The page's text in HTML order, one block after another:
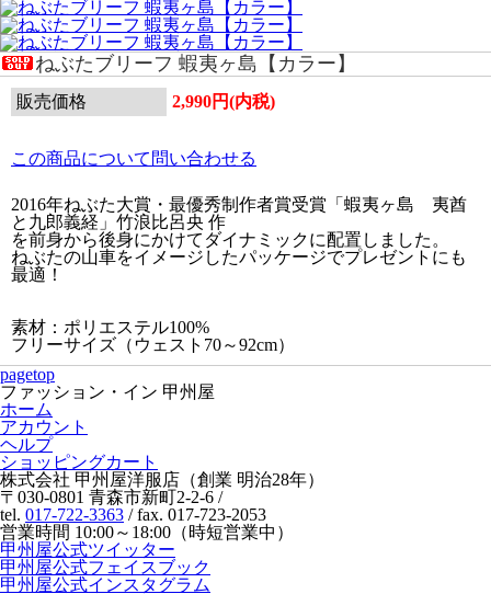
ねぶたブリーフ 蝦夷ヶ島【カラー】
販売価格 2,990円(内税)
この商品について問い合わせる
2016年ねぶた大賞・最優秀制作者賞受賞「蝦夷ヶ島 夷酋
と九郎義経」竹浪比呂央 作
を前身から後身にかけてダイナミックに配置しました。
ねぶたの山車をイメージしたパッケージでプレゼントにも
最適！
素材：ポリエステル100%
フリーサイズ（ウェスト70～92cm）
pagetop
ファッション・イン 甲州屋
ホーム
アカウント
ヘルプ
ショッピングカート
株式会社 甲州屋洋服店（創業 明治28年）
〒030-0801 青森市新町2-2-6 /
tel. 017-722-3363 / fax. 017-723-2053
営業時間 10:00～18:00（時短営業中）
甲州屋公式ツイッター
甲州屋公式フェイスブック
甲州屋公式インスタグラム